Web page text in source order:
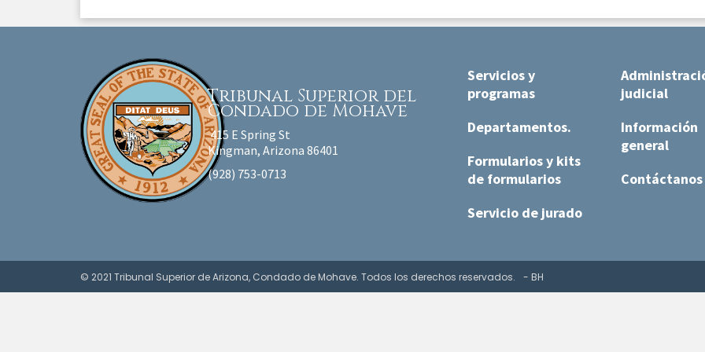
Tribunal Superior del
Condado de Mohave
415 E Spring St
Kingman, Arizona 86401
(928) 753-0713
Servicios y
programas
Departamentos.
Formularios y kits
de formularios
Servicio de jurado
judicial
Información
general
Contáctanos
© 2021 Tribunal Superior de Arizona, Condado de Mohave. Todos los derechos reservados. - BH